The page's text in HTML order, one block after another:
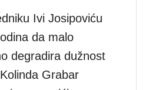
Ivi Josipoviću
da malo
degradira dužnost
Grabar